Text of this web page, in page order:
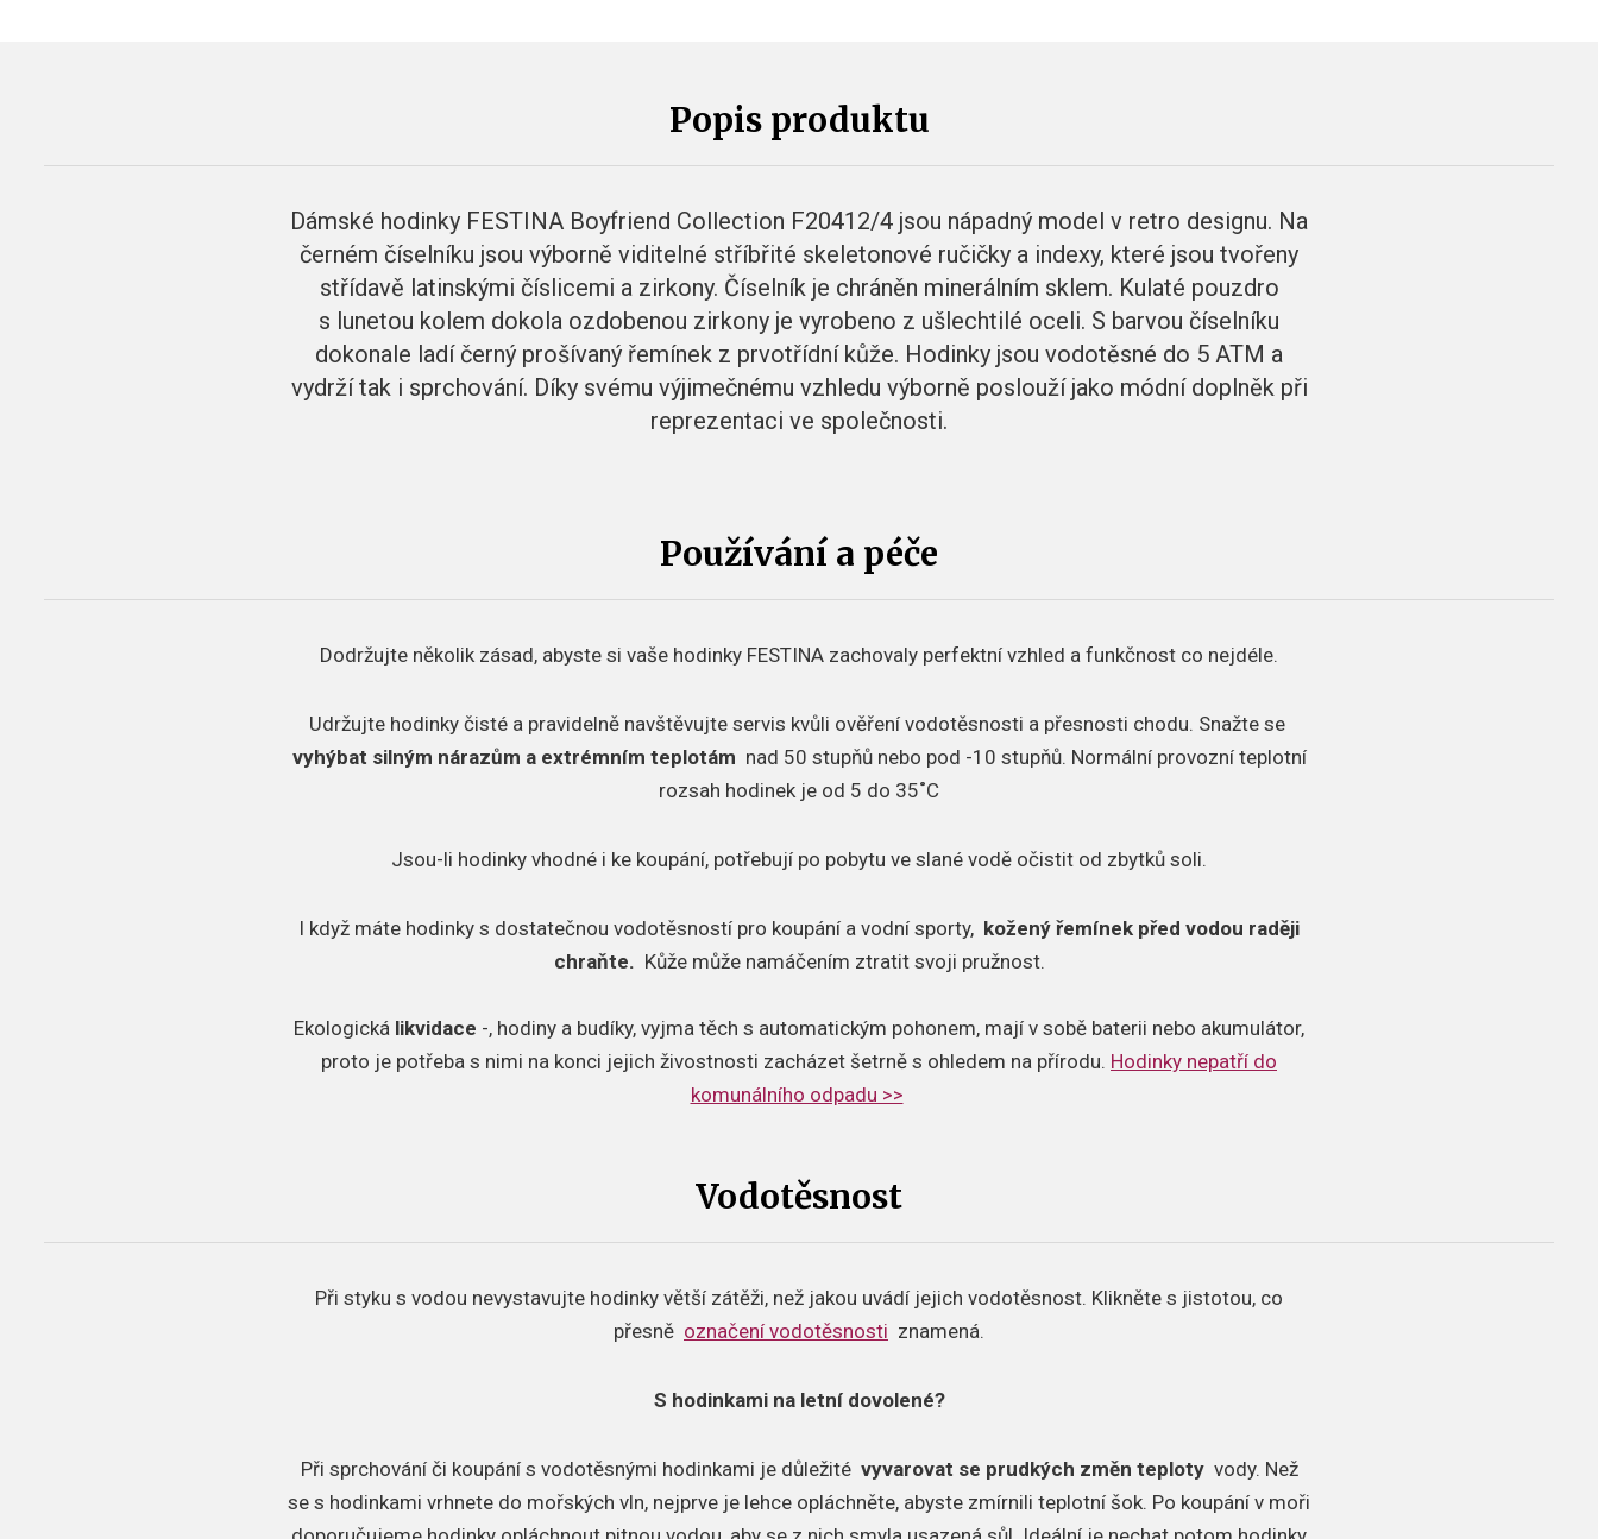
Popis produktu
Dámské hodinky FESTINA Boyfriend Collection F20412/4 jsou nápadný model v retro designu. Na
černém číselníku jsou výborně viditelné stříbřité skeletonové ručičky a indexy, které jsou tvořeny
střídavě latinskými číslicemi a zirkony. Číselník je chráněn minerálním sklem. Kulaté pouzdro
s lunetou kolem dokola ozdobenou zirkony je vyrobeno z ušlechtilé oceli. S barvou číselníku
dokonale ladí černý prošívaný řemínek z prvotřídní kůže. Hodinky jsou vodotěsné do 5 ATM a
vydrží tak i sprchování. Díky svému výjimečnému vzhledu výborně poslouží jako módní doplněk při
reprezentaci ve společnosti.
Používání a péče
Dodržujte několik zásad, abyste si vaše hodinky FESTINA zachovaly perfektní vzhled a funkčnost co nejdéle.
Udržujte hodinky čisté a pravidelně navštěvujte servis kvůli ověření vodotěsnosti a přesnosti chodu. Snažte se
vyhýbat silným nárazům a extrémním teplotám nad 50 stupňů nebo pod -10 stupňů. Normální provozní teplotní
rozsah hodinek je od 5 do 35˚C
Jsou-li hodinky vhodné i ke koupání, potřebují po pobytu ve slané vodě očistit od zbytků soli.
I když máte hodinky s dostatečnou vodotěsností pro koupání a vodní sporty, kožený řemínek před vodou raději
chraňte. Kůže může namáčením ztratit svoji pružnost.
​Ekologická likvidace -, hodiny a budíky, vyjma těch s automatickým pohonem, mají v sobě baterii nebo akumulátor,
proto je potřeba s nimi na konci jejich živostnosti zacházet šetrně s ohledem na přírodu. Hodinky nepatří do
komunálního odpadu >>
Vodotěsnost
Při styku s vodou nevystavujte hodinky větší zátěži, než jakou uvádí jejich vodotěsnost. Klikněte s jistotou, co
přesně označení vodotěsnosti znamená.
S hodinkami na letní dovolené?
Při sprchování či koupání s vodotěsnými hodinkami je důležité vyvarovat se prudkých změn teploty vody. Než
se s hodinkami vrhnete do mořských vln, nejprve je lehce opláchněte, abyste zmírnili teplotní šok. Po koupání v moři